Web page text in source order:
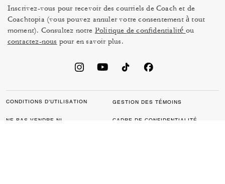
Inscrivez-vous pour recevoir des courriels de Coach et de
Coachtopia (vous pouvez annuler votre consentement à tout
moment). Consultez notre Politique de confidentialité ou
contactez-nous pour en savoir plus.
CONDITIONS D’UTILISATION GESTION DES TÉMOINS
NE PAS VENDRE NI
CADRE DE CONFIDENTIALITÉ